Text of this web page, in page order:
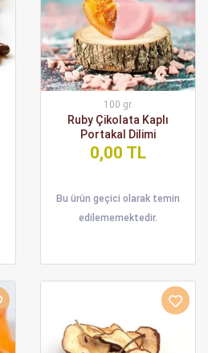
100 gr.
Ruby Çikolata Kaplı
Portakal Dilimi
0,00 TL
Bu ürün geçici olarak temin
edilememektedir.